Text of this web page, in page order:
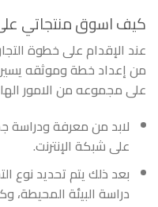
كيف اسوق منتجاتي على
عند الإقدام على خطوة
من إعداد خطة وموثقه يسير
على مجموعه من الامور
لابد من معرفة ودراسة
على شبكة الإنترنت.
بعد ذلك يتم تحديد نوع
دراسة البيئة المحيطة،